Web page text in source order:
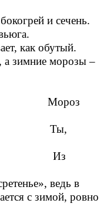
и сечень.
как обутый.
а зимние морозы –
Мороз
Ты,
Из
ведь в
с зимой, ровно